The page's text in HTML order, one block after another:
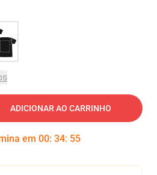
ADICIONAR AO CARRINHO
em 00: 34: 54